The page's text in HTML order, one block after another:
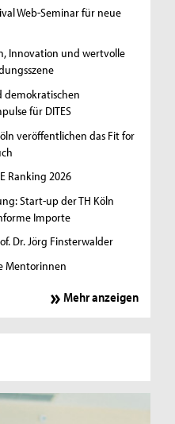
Web-Seminar für neue
Innovation und wertvolle
demokratischen
für DITES
veröffentlichen das Fit for
Ranking 2026
Start-up der TH Köln
Importe
Dr. Jörg Finsterwalder
Mentorinnen
Mehr anzeigen